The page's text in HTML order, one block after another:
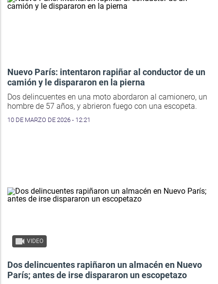
Nuevo París: intentaron rapiñar al conductor de un
camión y le dispararon en la pierna
Dos delincuentes en una moto abordaron al camionero, un
hombre de 57 años, y abrieron fuego con una escopeta.
10 DE MARZO DE 2026 - 12:21
VIDEO
Dos delincuentes rapiñaron un almacén en Nuevo
París; antes de irse dispararon un escopetazo